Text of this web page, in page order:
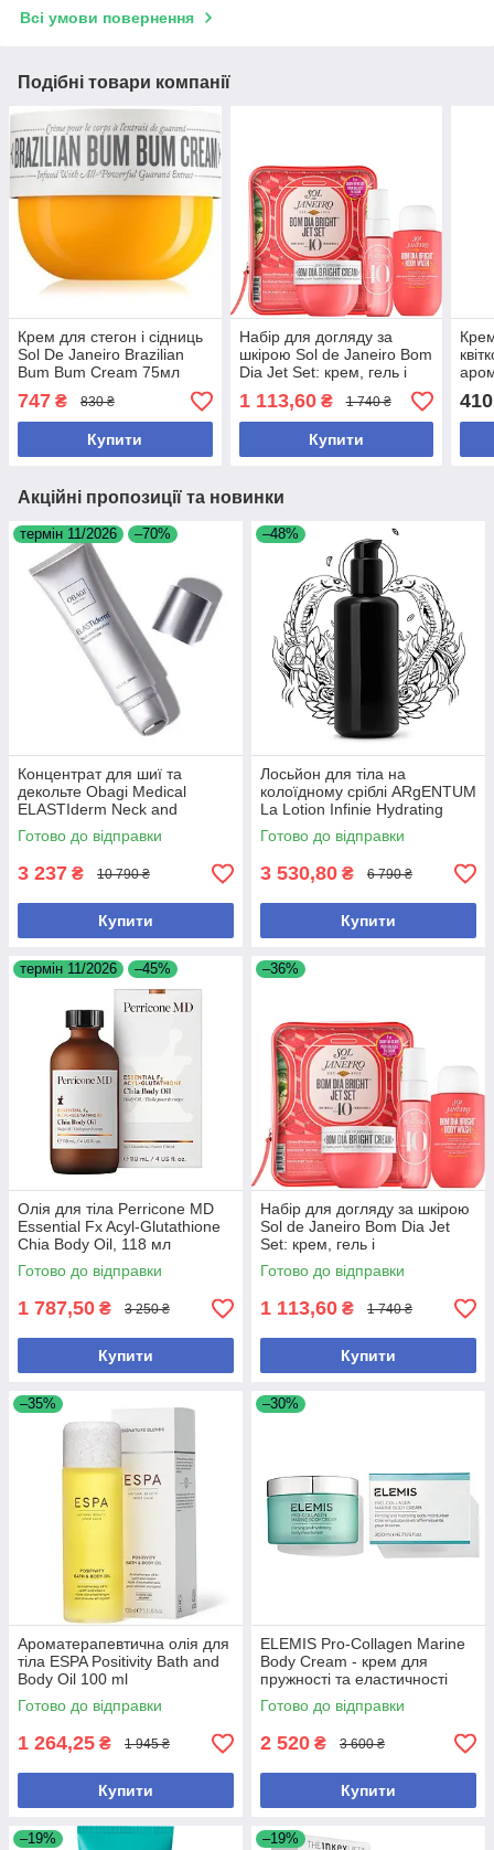
Всі умови повернення
Подібні товари компанії
Крем для стегон і сідниць
Sol De Janeiro Brazilian
Bum Bum Cream 75мл
747 ₴ 830 ₴
Купити
Набір для догляду за
шкірою Sol de Janeiro Bom
Dia Jet Set: крем, гель і
парфумований спрей для
зволоження та
відновлення шкіри
1 113,60₴ 1 740 ₴
Купити
90
410
Акційні пропозиції та новинки
термін 11/2026 –70%
Концентрат для шиї та
декольте Obagi Medical
ELASTIderm Neck and
Decollete Concentrate, 60 мл
Готово до відправки
3 237 ₴ 10 790 ₴
Купити
–48%
Лосьйон для тіла на
колоїдному сріблі ARgENTUM
La Lotion Infinie Hydrating
Silver Body Lotion, 200 мл
Готово до відправки
3 530,80 ₴ 6 790 ₴
Купити
термін 11/2026 –45%
Олія для тіла Perricone MD
Essential Fx Acyl-Glutathione
Chia Body Oil, 118 мл
Готово до відправки
1 787,50 ₴ 3 250 ₴
Купити
–36%
Набір для догляду за шкірою
Sol de Janeiro Bom Dia Jet
Set: крем, гель і
парфумований спрей для
зволоження та відновлення
шкіри
Готово до відправки
1 113,60 ₴ 1 740 ₴
Купити
–35%
Ароматерапевтична олія для
тіла ESPA Positivity Bath and
Body Oil 100 ml
Готово до відправки
1 264,25 ₴ 1 945 ₴
Купити
–30%
ELEMIS Pro-Collagen Marine
Body Cream - крем для
пружності та еластичності
тіла, 200 мл
Готово до відправки
2 520 ₴ 3 600 ₴
Купити
–19% –19%